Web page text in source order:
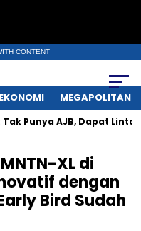
CONTENT
EKONOMI MEGAPOLITAN
AJB, Dapat Lintah, Listrik
XL di
dengan
Bird Sudah